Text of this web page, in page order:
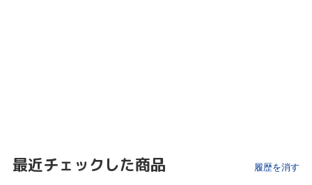
最近チェックした商品 履歴を消す